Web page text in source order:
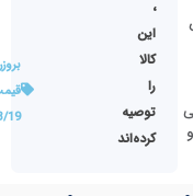
،
این
کالا
را
توصیه
کرده‌اند
19